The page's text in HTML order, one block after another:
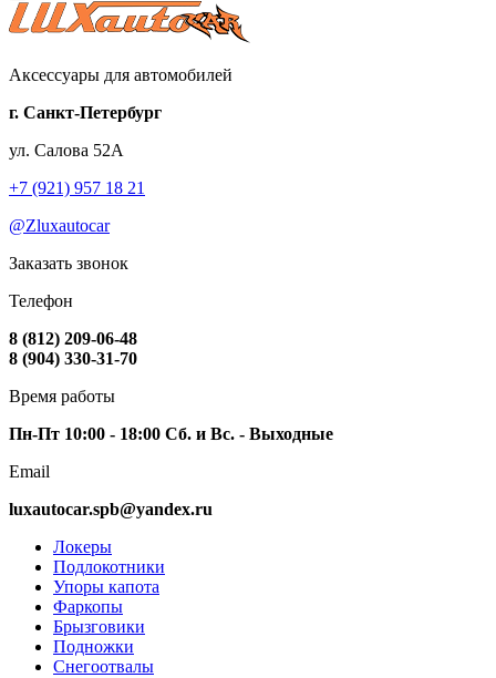
Аксессуары для автомобилей
г. Санкт-Петербург
ул. Салова 52А
+7 (921) 957 18 21
@Zluxautocar
Заказать звонок
Телефон
8 (812) 209-06-48
8 (904) 330-31-70
Время работы
Пн-Пт 10:00 - 18:00 Сб. и Вс. - Выходные
Email
luxautocar.spb@yandex.ru
Локеры
Подлокотники
Упоры капота
Фаркопы
Брызговики
Подножки
Снегоотвалы